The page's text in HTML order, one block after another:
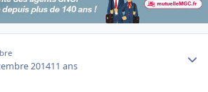
201411 ans